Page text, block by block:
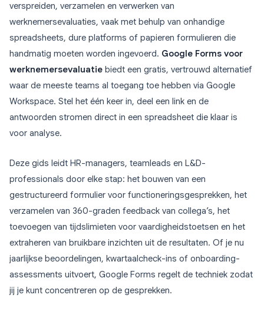
verspreiden, verzamelen en verwerken van
werknemersevaluaties, vaak met behulp van onhandige
spreadsheets, dure platforms of papieren formulieren die
handmatig moeten worden ingevoerd. Google Forms voor
werknemersevaluatie biedt een gratis, vertrouwd alternatief
waar de meeste teams al toegang toe hebben via Google
Workspace. Stel het één keer in, deel een link en de
antwoorden stromen direct in een spreadsheet die klaar is
voor analyse.
Deze gids leidt HR-managers, teamleads en L&D-
professionals door elke stap: het bouwen van een
gestructureerd formulier voor functioneringsgesprekken, het
verzamelen van 360-graden feedback van collega’s, het
toevoegen van tijdslimieten voor vaardigheidstoetsen en het
extraheren van bruikbare inzichten uit de resultaten. Of je nu
jaarlijkse beoordelingen, kwartaalcheck-ins of onboarding-
assessments uitvoert, Google Forms regelt de techniek zodat
jij je kunt concentreren op de gesprekken.